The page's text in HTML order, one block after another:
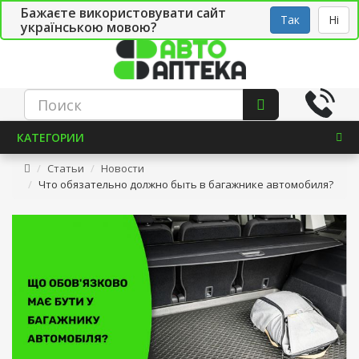
Бажаєте використовувати сайт
українською мовою?
Так Ні
СТО Укр
КАТЕГОРИИ
Статьи
Новости
Что обязательно должно быть в багажнике автомобиля?